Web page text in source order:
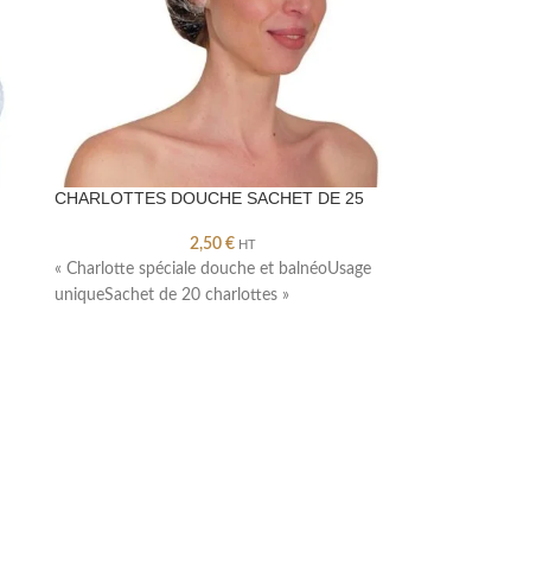
CHARLOTTES DOUCHE SACHET DE 25
2,50€ HT
« Charlotte spéciale douche et balnéoUsage
uniqueSachet de 20 charlottes »